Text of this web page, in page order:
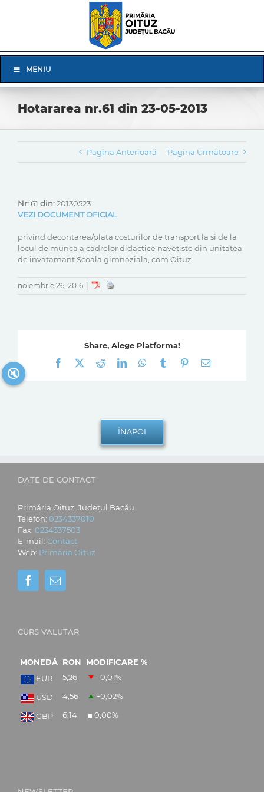
Navigation
MENIU
Hotararea nr.61 din 23-05-2013
Pagina Anterioară Pagina Următoare
Nr:61 din:20130523
VEZI DOCUMENT OFICIAL
privind decontarea/plata costurilor de transport la si de la
locul de munca a cadrelor didactice navetiste din unitatea
de invatamant Scoala gimnaziala, com Oituz
noiembrie 26, 2016
Share, Alege Platforma!
Facebook
RedditLinkedInWhatsApp
Tumblr Pinterest
E-
DATE DE CONTACT
Primăria Oituz, Județul Bacău
Telefon: 0234337010
Fax: 0234337503
E-mail: Contact
Web: Primăria Oituz
CURS VALUTAR
MONEDĂ RON
MODIFICARE %
EUR
5,26 –0,01%
USD 4,56 +0,02%
GBP 6,14 0,00%
🔇